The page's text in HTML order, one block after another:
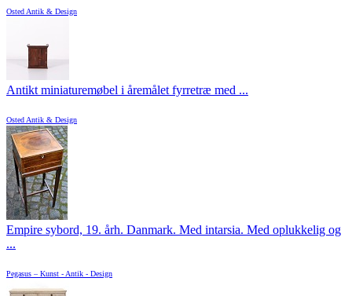
Osted Antik & Design
Antikt miniaturemøbel i åremålet fyrretræ med ...
Osted Antik & Design
Empire sybord, 19. årh. Danmark. Med intarsia. Med oplukkelig og
...
Pegasus – Kunst - Antik - Design